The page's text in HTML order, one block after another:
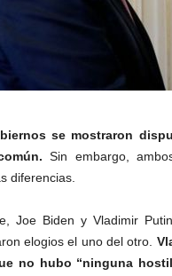
se mostraron
Sin embargo,
diferencias.
Joe Biden y Vladimir
elogios el uno del otro.
no hubo “ninguna